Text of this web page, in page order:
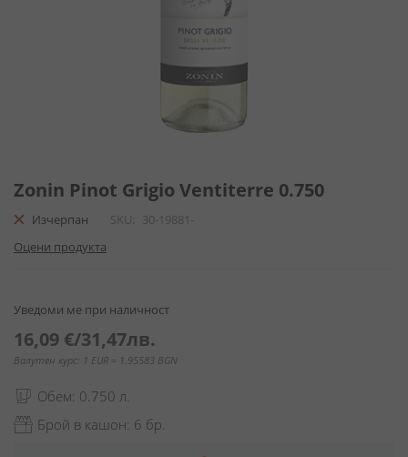
към
на
галерия
със
Zonin Pinot Grigio Ventiterre 0.750
Изчерпан SKU
30-19881-
Оцени продукта
Уведоми ме при наличност
16,09 €/31,47лв.
Валутен курс: 1 EUR = 1.95583 BGN
Обем: 0.750 л.
Брой в кашон: 6 бр.